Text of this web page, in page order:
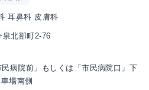
耳鼻科 皮膚科
泉北部町2-76
病院前」もしくは「市民病院口」下
場南側